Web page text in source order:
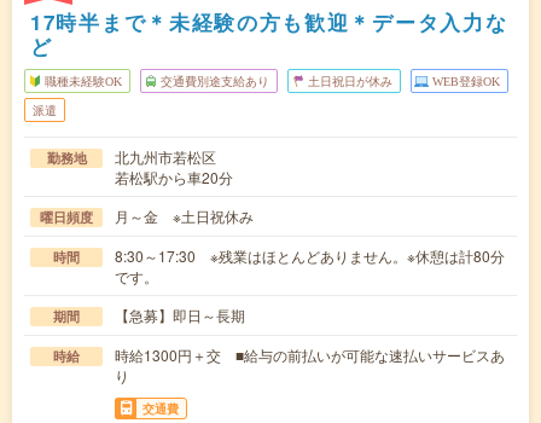
17時半まで＊未経験の方も歓迎＊データ入力な
ど
職種未経験OK 交通費別途支給あり 土日祝日が休み WEB登録OK
派遣
勤務地
北九州市若松区
若松駅から車20分
曜日頻度 月～金 ※土日祝休み
時間
8:30～17:30 ※残業はほとんどありません。※休憩は計80分
です。
期間 【急募】即日～長期
時給
時給1300円＋交 ■給与の前払いが可能な速払いサービスあ
り
交通費